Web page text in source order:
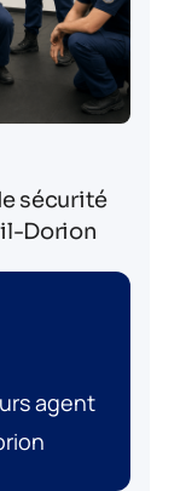
sécurité
Dorion
agent